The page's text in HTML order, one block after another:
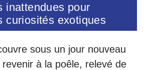
inattendues pour
curiosités exotiques
sous un jour nouveau
revenir à la poêle, relevé de